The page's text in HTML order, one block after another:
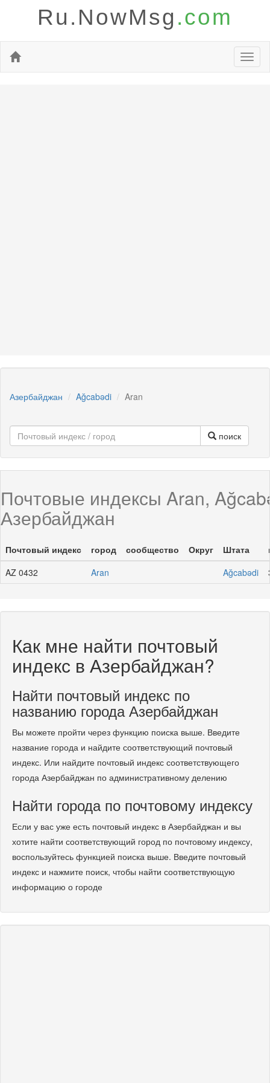
Ru.NowMsg.com
Азербайджан Ağcabədi Aran
поиск
Почтовые индексы Aran,
Азербайджан
Почтовый индекс город сообщество Округ Штата
AZ 0432
Aran Ağcabədi
Как мне найти почтовый
индекс в Азербайджан?
Найти почтовый индекс по
названию города Азербайджан
Вы можете пройти через функцию поиска выше. Введите
название города и найдите соответствующий почтовый
индекс. Или найдите почтовый индекс соответствующего
города Азербайджан по административному делению
Найти города по почтовому индексу
Если у вас уже есть почтовый индекс в Азербайджан и вы
хотите найти соответствующий город по почтовому индексу,
воспользуйтесь функцией поиска выше. Введите почтовый
индекс и нажмите поиск, чтобы найти соответствующую
информацию о городе